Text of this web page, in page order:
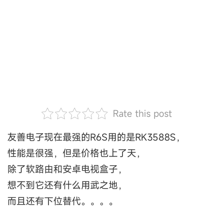
Rate this post
友善电子现在最强的R6S用的是RK3588S，
性能是很强，但是价格也上了天，
除了软路由和安卓电视盒子，
想不到它还有什么用武之地，
而且还有下位替代。。。。